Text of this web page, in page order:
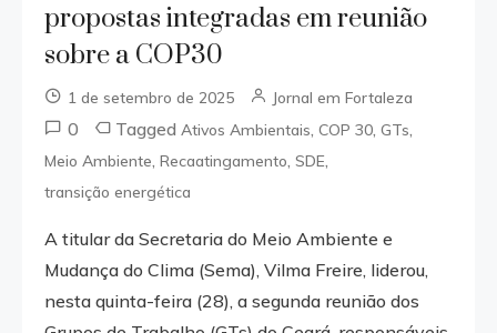
propostas integradas em reunião
sobre a COP30
1 de setembro de 2025 Jornal em Fortaleza
0 Tagged Ativos Ambientais ,COP 30 ,GTs
Meio Ambiente ,Recaatingamento ,SDE
transição energética
A titular da Secretaria do Meio Ambiente e
Mudança do Clima (Sema), Vilma Freire, liderou,
nesta quinta-feira (28), a segunda reunião dos